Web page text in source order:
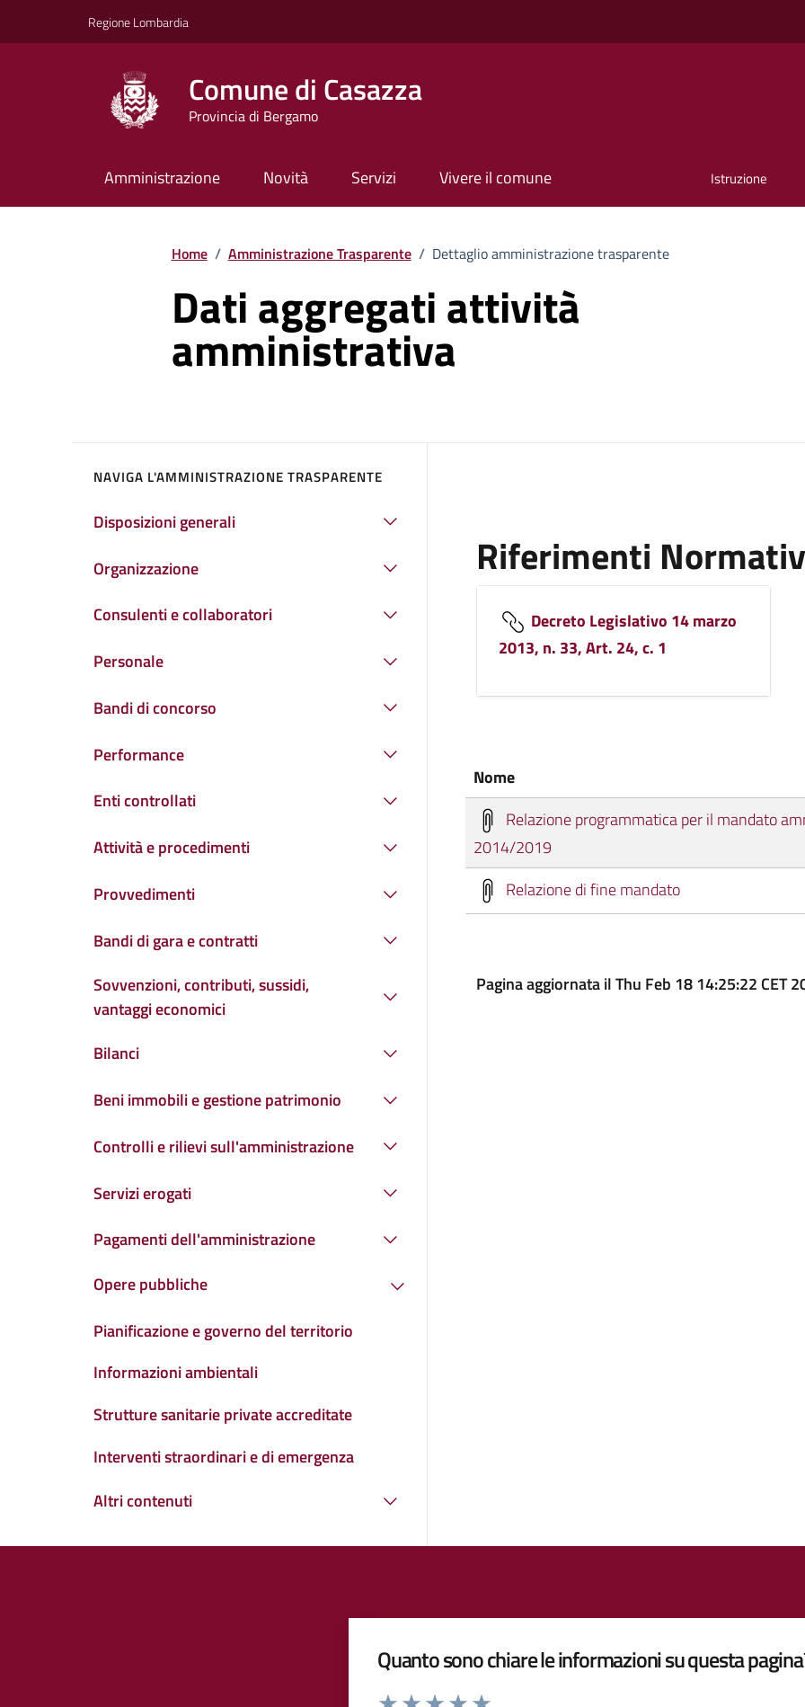
Regione Lombardia
Comune di Casazza
Provincia di Bergamo
Amministrazione Novità Servizi Vivere il comune Istruzione
Home / Amministrazione Trasparente / Dettaglio amministrazione trasparente
Dati aggregati attività
amministrativa
NAVIGA L'AMMINISTRAZIONE TRASPARENTE
Disposizioni generali
Organizzazione
Consulenti e collaboratori
Personale
Bandi di concorso
Performance
Enti controllati
Attività e procedimenti
Provvedimenti
Bandi di gara e contratti
Sovvenzioni, contributi, sussidi,
vantaggi economici
Bilanci
Beni immobili e gestione patrimonio
Controlli e rilievi sull'amministrazione
Servizi erogati
Pagamenti dell'amministrazione
Opere pubbliche
Pianificazione e governo del territorio
Informazioni ambientali
Strutture sanitarie private accreditate
Interventi straordinari e di emergenza
Altri contenuti
Riferimenti
Decreto Legislativo 14 marzo
2013, n. 33, Art. 24, c. 1
Nome
Relazione programmatica per il mandato
2014/2019
Relazione di fine mandato
Pagina aggiornata il Thu Feb 18 14:25:22 CET
Quanto sono chiare le informazioni su questa
Valuta da 1 a 5 stelle la pagina